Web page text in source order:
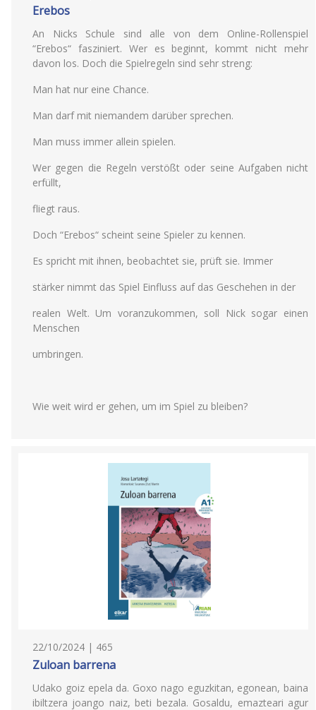
Erebos
An Nicks Schule sind alle von dem Online-Rollenspiel
“Erebos“ fasziniert. Wer es beginnt, kommt nicht mehr
davon los. Doch die Spielregeln sind sehr streng:
Man hat nur eine Chance.
Man darf mit niemandem darüber sprechen.
Man muss immer allein spielen.
Wer gegen die Regeln verstößt oder seine Aufgaben nicht
erfüllt,
fliegt raus.
Doch “Erebos“ scheint seine Spieler zu kennen.
Es spricht mit ihnen, beobachtet sie, prüft sie. Immer
stärker nimmt das Spiel Einfluss auf das Geschehen in der
realen Welt. Um voranzukommen, soll Nick sogar einen
Menschen
umbringen.
Wie weit wird er gehen, um im Spiel zu bleiben?
22/10/2024 | 465
Zuloan barrena
Udako goiz epela da. Goxo nago eguzkitan, egonean, baina
ibiltzera joango naiz, beti bezala. Gosaldu, emazteari agur